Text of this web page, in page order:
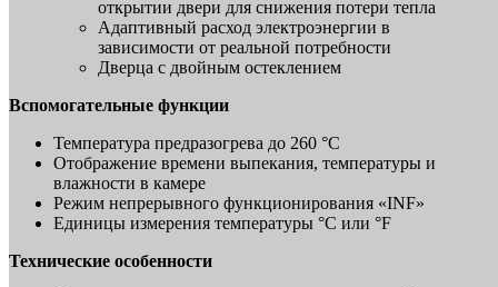
открытии двери для снижения потери тепла
Адаптивный расход электроэнергии в
зависимости от реальной потребности
Дверца с двойным остеклением
Вспомогательные функции
Температура предразогрева до 260 °C
Отображение времени выпекания, температуры и
влажности в камере
Режим непрерывного функционирования «INF»
Единицы измерения температуры °C или °F
Технические особенности